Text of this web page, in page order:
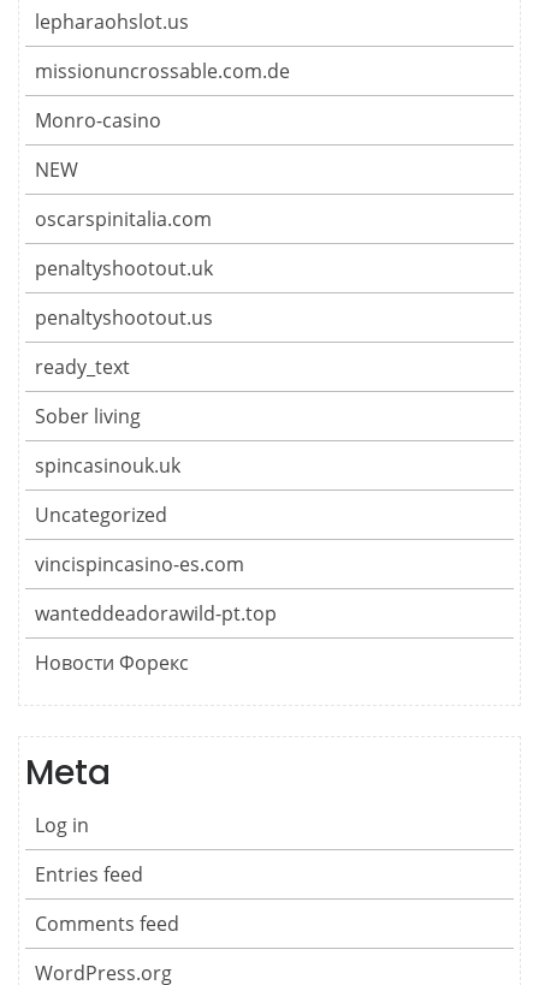
lepharaohslot.us
missionuncrossable.com.de
Monro-casino
NEW
oscarspinitalia.com
penaltyshootout.uk
penaltyshootout.us
ready_text
Sober living
spincasinouk.uk
Uncategorized
vincispincasino-es.com
wanteddeadorawild-pt.top
Новости Форекс
Meta
Log in
Entries feed
Comments feed
WordPress.org